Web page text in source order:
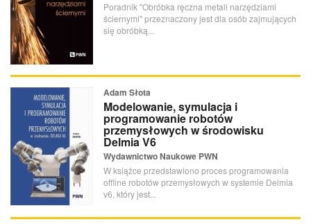
Poradnik "Obróbka ręczna metali narzędziami
ściernymi" przeznaczony jest dla osób zajmujących
się obróbką...
Adam Słota
Modelowanie, symulacja i
programowanie robotów
przemysłowych w środowisku
Delmia V6
Wydawnictwo Naukowe PWN
W książce przedstawiono proces programowania
offline robotów przemysłowych w systemie Delmia
v6, który jest...